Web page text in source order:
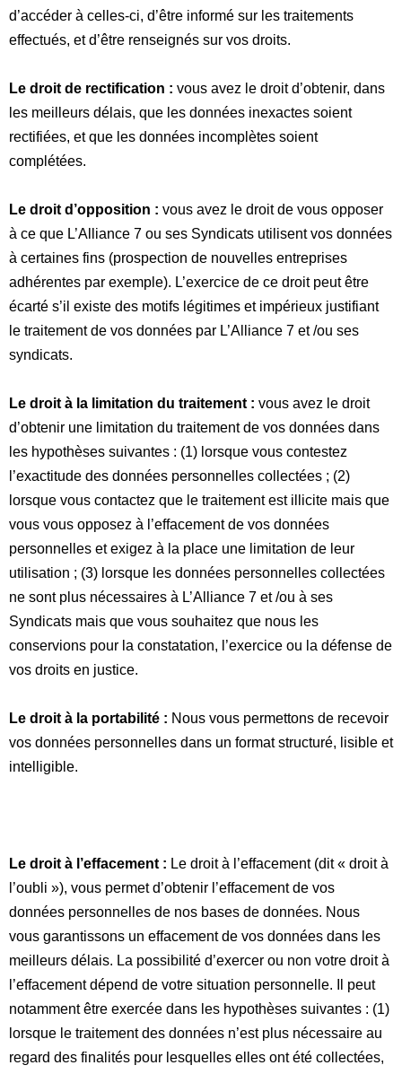
d’accéder à celles-ci, d’être informé sur les traitements
effectués, et d’être renseignés sur vos droits.
Le droit de rectification : vous avez le droit d’obtenir, dans
les meilleurs délais, que les données inexactes soient
rectifiées, et que les données incomplètes soient
complétées.
Le droit d’opposition : vous avez le droit de vous opposer
à ce que L’Alliance 7 ou ses Syndicats utilisent vos données
à certaines fins (prospection de nouvelles entreprises
adhérentes par exemple). L’exercice de ce droit peut être
écarté s’il existe des motifs légitimes et impérieux justifiant
le traitement de vos données par L’Alliance 7 et /ou ses
syndicats.
Le droit à la limitation du traitement : vous avez le droit
d’obtenir une limitation du traitement de vos données dans
les hypothèses suivantes : (1) lorsque vous contestez
l’exactitude des données personnelles collectées ; (2)
lorsque vous contactez que le traitement est illicite mais que
vous vous opposez à l’effacement de vos données
personnelles et exigez à la place une limitation de leur
utilisation ; (3) lorsque les données personnelles collectées
ne sont plus nécessaires à L’Alliance 7 et /ou à ses
Syndicats mais que vous souhaitez que nous les
conservions pour la constatation, l’exercice ou la défense de
vos droits en justice.
Le droit à la portabilité : Nous vous permettons de recevoir
vos données personnelles dans un format structuré, lisible et
intelligible.
Le droit à l’effacement : Le droit à l’effacement (dit « droit à
l’oubli »), vous permet d’obtenir l’effacement de vos
données personnelles de nos bases de données. Nous
vous garantissons un effacement de vos données dans les
meilleurs délais. La possibilité d’exercer ou non votre droit à
l’effacement dépend de votre situation personnelle. Il peut
notamment être exercée dans les hypothèses suivantes : (1)
lorsque le traitement des données n’est plus nécessaire au
regard des finalités pour lesquelles elles ont été collectées,